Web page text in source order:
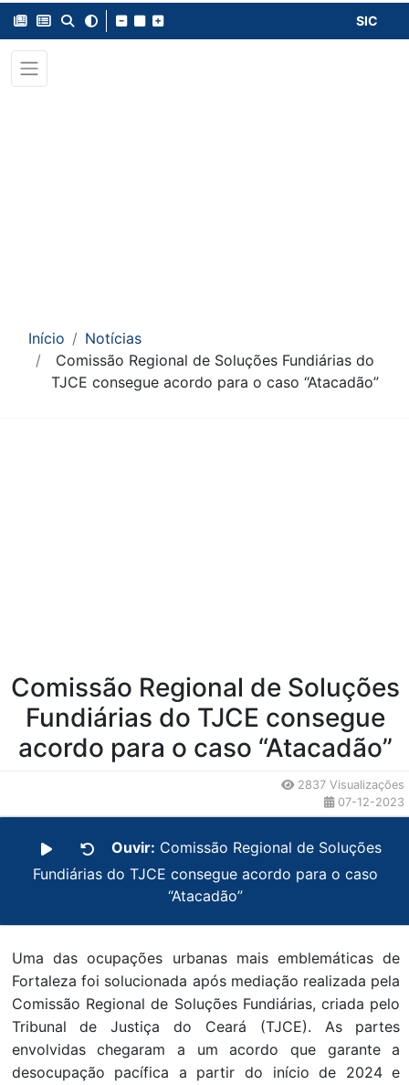
SIC
Início
Notícias
Comissão Regional de Soluções Fundiárias do
TJCE consegue acordo para o caso “Atacadão”
Comissão Regional de Soluções
Fundiárias do TJCE consegue
acordo para o caso “Atacadão”
2837 Visualizações
07-12-2023
Ouvir: Comissão Regional de Soluções
Fundiárias do TJCE consegue acordo para o caso
“Atacadão”
Uma das ocupações urbanas mais emblemáticas de
Fortaleza foi solucionada após mediação realizada pela
Comissão Regional de Soluções Fundiárias, criada pelo
Tribunal de Justiça do Ceará (TJCE). As partes
envolvidas chegaram a um acordo que garante a
desocupação pacífica a partir do início de 2024 e